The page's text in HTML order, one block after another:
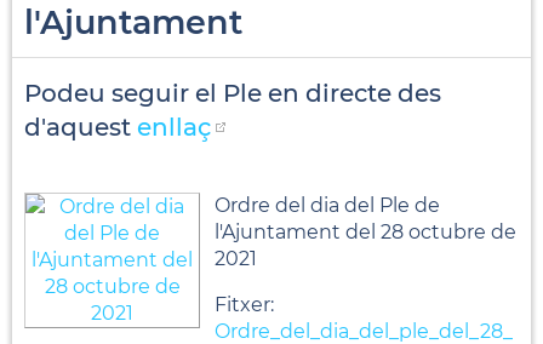
l'Ajuntament
Podeu seguir el Ple en directe des
d'aquest enllaç
Ordre del dia del Ple de
l'Ajuntament del 28 octubre de
2021
Fitxer:
Ordre_del_dia_del_ple_del_28_